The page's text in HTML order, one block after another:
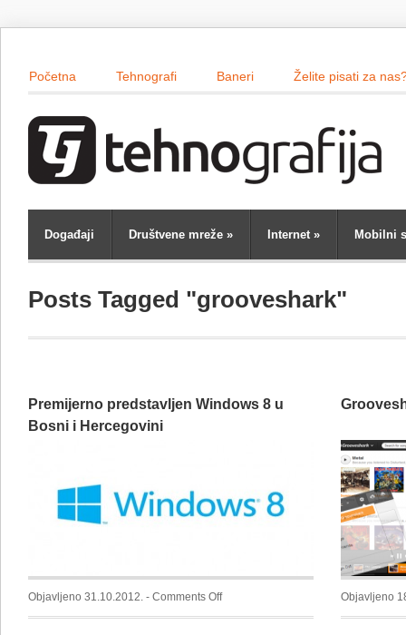
Početna Tehnografi Baneri Želite pisati za
Događaji Društvene mreže » Internet» Mobilni
Posts Tagged "grooveshark"
Premijerno predstavljen Windows 8 u
Bosni i Hercegovini
Objavljeno 31.10.2012. - Comments Offon
Premijerno
Objavljeno